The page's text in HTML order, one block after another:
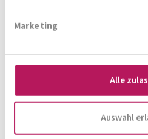
Marketing
Alle
Auswahl